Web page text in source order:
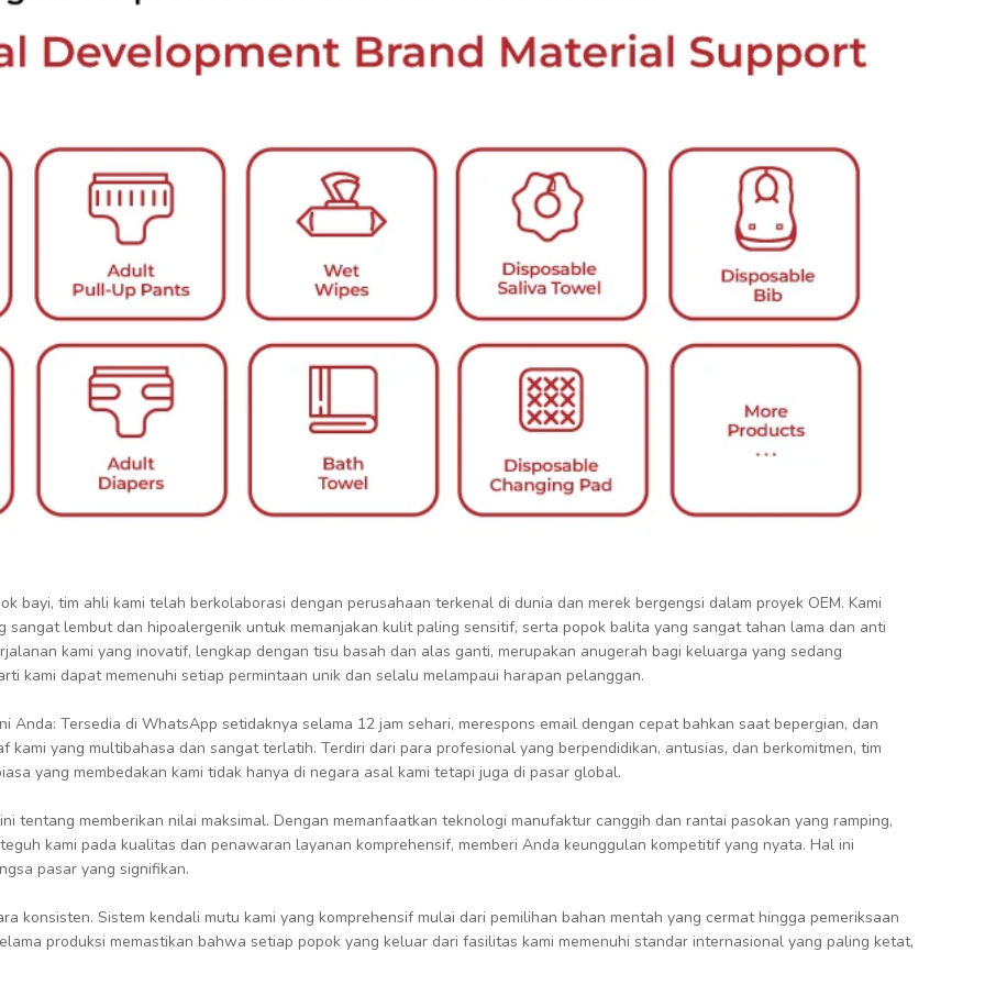
bayi, tim ahli kami telah berkolaborasi dengan perusahaan terkenal di dunia dan merek bergengsi dalam proyek OEM. Kami
lembut dan hipoalergenik untuk memanjakan kulit paling sensitif, serta popok balita yang sangat tahan lama dan anti
kami yang inovatif, lengkap dengan tisu basah dan alas ganti, merupakan anugerah bagi keluarga yang sedang
kami dapat memenuhi setiap permintaan unik dan selalu melampaui harapan pelanggan.
Anda: Tersedia di WhatsApp setidaknya selama 12 jam sehari, merespons email dengan cepat bahkan saat bepergian, dan
yang multibahasa dan sangat terlatih. Terdiri dari para profesional yang berpendidikan, antusias, dan berkomitmen, tim
yang membedakan kami tidak hanya di negara asal kami tetapi juga di pasar global.
tentang memberikan nilai maksimal. Dengan memanfaatkan teknologi manufaktur canggih dan rantai pasokan yang ramping,
kami pada kualitas dan penawaran layanan komprehensif, memberi Anda keunggulan kompetitif yang nyata. Hal ini
pasar yang signifikan.
konsisten. Sistem kendali mutu kami yang komprehensif mulai dari pemilihan bahan mentah yang cermat hingga pemeriksaan
produksi memastikan bahwa setiap popok yang keluar dari fasilitas kami memenuhi standar internasional yang paling ketat,